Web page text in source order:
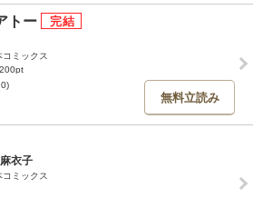
トー
ミックス
無料立読み
衣子
ミックス